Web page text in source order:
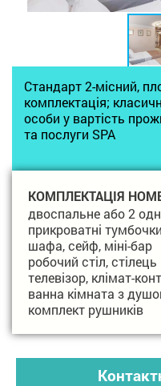
Стандарт 2-місний,
комплектація;
особи у вартість
та послуги SPA
КОМПЛЕКТАЦІЯ
двоспальне або 2
прикроватні тумбочки
шафа, сейф, міні-бар
робочий стіл, стілець
телевізор, клімат-
ванна кімната з
комплект рушників